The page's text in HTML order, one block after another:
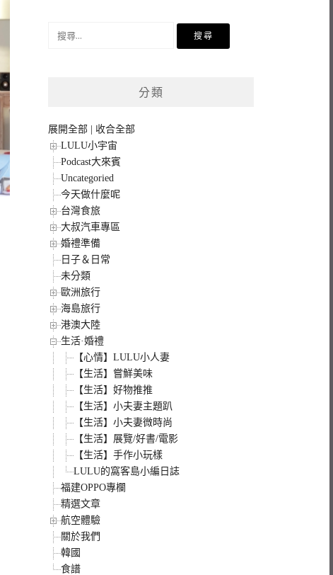
分類
展開全部
收合全部
LULU小宇宙
Podcast大來賓
Uncategoried
今天做什麼呢
台灣食旅
大叔汽車專區
婚禮準備
日子＆日常
未分類
歐洲旅行
海島旅行
港澳大陸
生活·婚禮
【心情】LULU小人妻
【生活】嘗鮮美味
【生活】好物推推
【生活】小夫妻主題趴
【生活】小夫妻微時尚
【生活】展覽/好書/電影
【生活】手作小玩樣
LULU的窩客島小編日誌
福建OPPO專欄
精選文章
航空體驗
關於我們
韓國
食譜